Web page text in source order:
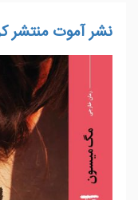
نشر آموت منتشر